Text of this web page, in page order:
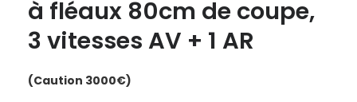
à fléaux 80cm de coupe,
3 vitesses AV + 1 AR
(Caution 3000€)